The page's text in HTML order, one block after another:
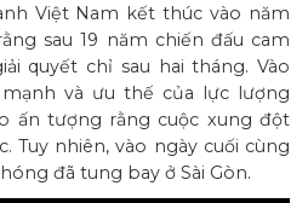
Việt Nam kết thúc vào năm
sau 19 năm chiến đấu cam
quyết chỉ sau hai tháng. Vào
và ưu thế của lực lượng
ấn tượng rằng cuộc xung đột
Tuy nhiên, vào ngày cuối cùng
đã tung bay ở Sài Gòn.